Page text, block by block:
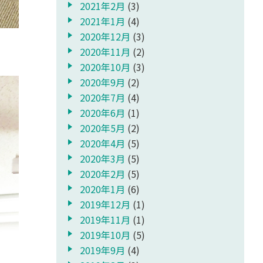
2021年2月 (3)
2021年1月 (4)
2020年12月 (3)
2020年11月 (2)
2020年10月 (3)
2020年9月 (2)
2020年7月 (4)
2020年6月 (1)
2020年5月 (2)
2020年4月 (5)
2020年3月 (5)
2020年2月 (5)
2020年1月 (6)
2019年12月 (1)
2019年11月 (1)
2019年10月 (5)
2019年9月 (4)